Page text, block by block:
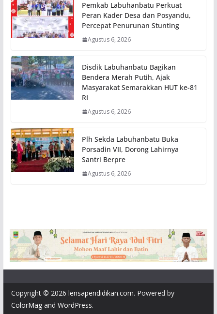
Pemkab Labuhanbatu Perkuat
Peran Kader Desa dan Posyandu,
Percepat Penurunan Stunting
Agustus 6, 2026
Disdik Labuhanbatu Bagikan
Bendera Merah Putih, Ajak
Masyarakat Semarakkan HUT ke-81
RI
Agustus 6, 2026
Plh Sekda Labuhanbatu Buka
Porsadin VII, Dorong Lahirnya
Santri Berpre
Agustus 6, 2026
Copyright © 2026 lensapendidikan.com. Powered by
ColorMagand WordPress.